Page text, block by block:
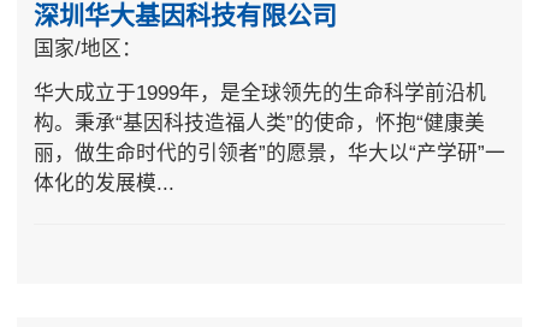
深圳华大基因科技有限公司
国家/地区：
华大成立于1999年，是全球领先的生命科学前沿机
构。秉承“基因科技造福人类”的使命，怀抱“健康美
丽，做生命时代的引领者”的愿景，华大以“产学研”一
体化的发展模...